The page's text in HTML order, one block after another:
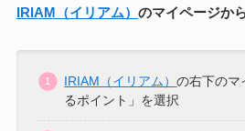
IRIAM（イリアム） のマイページか
IRIAM（イリアム）の右下のマ
るポイント」を選択